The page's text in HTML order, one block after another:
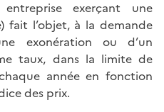
exerçant une
fait l’objet, à la demande
exonération ou d’un
taux, dans la limite de
année en fonction
des prix.